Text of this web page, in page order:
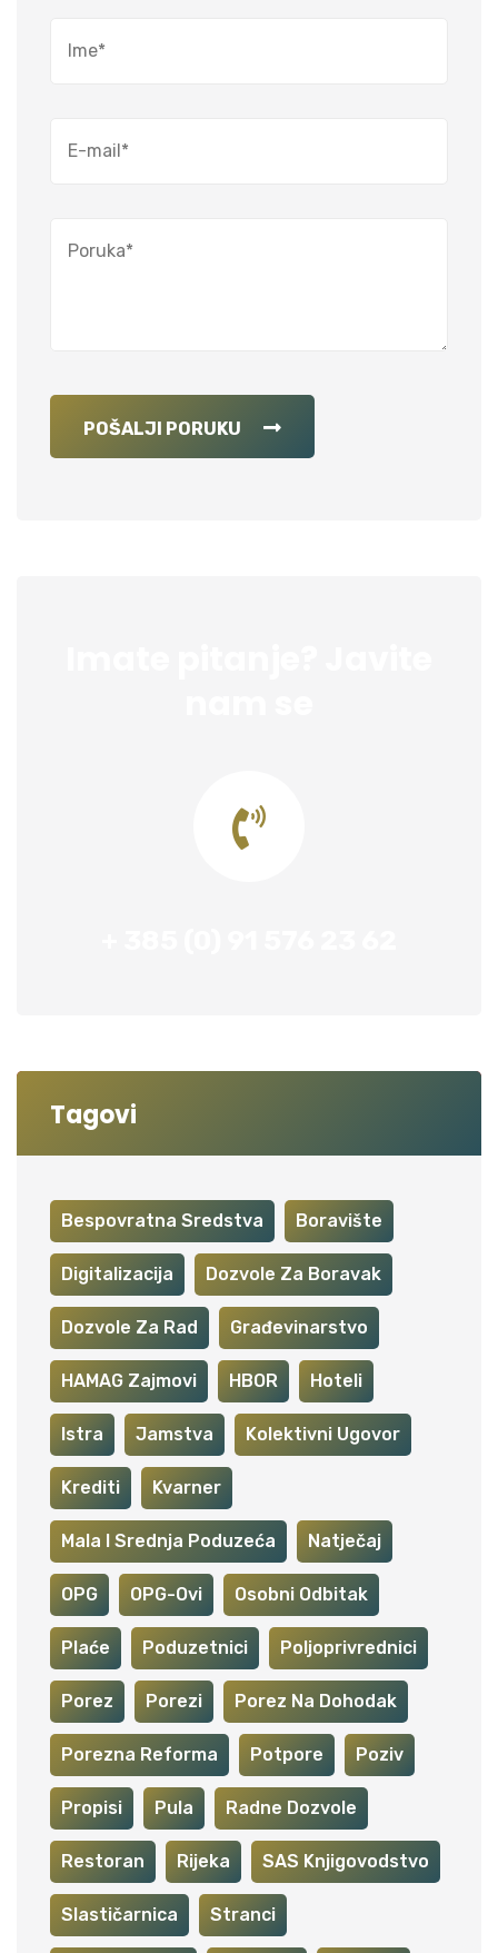
POŠALJI PORUKU
Tagovi
Bespovratna Sredstva Boravište
Digitalizacija Dozvole Za Boravak
Dozvole Za Rad Građevinarstvo
HAMAG Zajmovi HBOR Hoteli
Istra Jamstva Kolektivni Ugovor
Krediti Kvarner
Mala I Srednja Poduzeća Natječaj
OPG OPG-Ovi Osobni Odbitak
Plaće Poduzetnici Poljoprivrednici
Porez Porezi Porez Na Dohodak
Porezna Reforma Potpore Poziv
Propisi Pula Radne Dozvole
Restoran Rijeka SAS Knjigovodstvo
Slastičarnica Stranci